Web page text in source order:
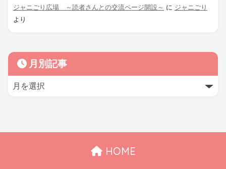
ジャニごり広場 ～読者さんとの交流ページ開設～ に ジャニごり
より
月別記事
HOME